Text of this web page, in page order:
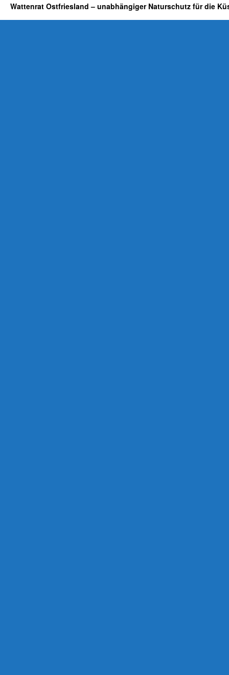
Wattenrat Ostfriesland – unabhängiger Naturschutz für die